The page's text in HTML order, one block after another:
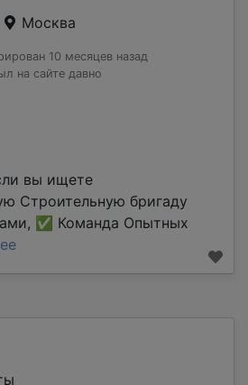
Москва
10 месяцев назад
на сайте давно
вы ищете
Строительную бригаду
✅ Команда Опытных